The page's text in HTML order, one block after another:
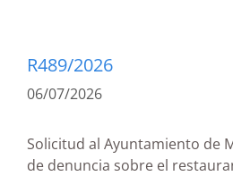
R489/2026
06/07/2026
Solicitud al Ayuntamiento de
de denuncia sobre el